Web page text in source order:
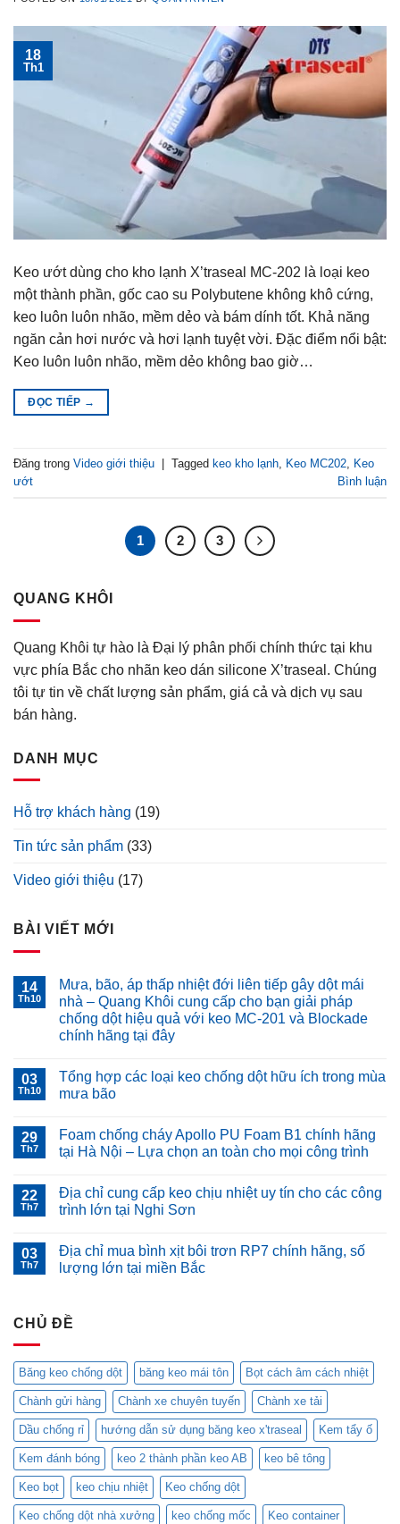
18
Th1
Keo ướt dùng cho kho lạnh X’traseal MC-202 là loại keo
một thành phần, gốc cao su Polybutene không khô cứng,
keo luôn luôn nhão, mềm dẻo và bám dính tốt. Khả năng
ngăn cản hơi nước và hơi lạnh tuyệt vời. Đặc điểm nổi bật:
Keo luôn luôn nhão, mềm dẻo không bao giờ…
ĐỌC TIẾP →
Đăng trong Video giới thiệu Tagged keo kho lạnh Keo MC202
Keo
ướt
Bình luận
1 2 3
QUANG KHÔI
Quang Khôi tự hào là Đại lý phân phối chính thức tại khu
vực phía Bắc cho nhãn keo dán silicone X’traseal. Chúng
tôi tự tin về chất lượng sản phẩm, giá cả và dịch vụ sau
bán hàng.
DANH MỤC
Hỗ trợ khách hàng (19)
Tin tức sản phẩm (33)
Video giới thiệu (17)
BÀI VIẾT MỚI
14
Th10
Mưa, bão, áp thấp nhiệt đới liên tiếp gây dột mái
nhà – Quang Khôi cung cấp cho bạn giải pháp
chống dột hiệu quả với keo MC-201 và Blockade
chính hãng tại đây
bình
luận
ở
áp
thấp
nhiệt
tiếp
gây
dột
–
Quang
Khôi
bạn
giải
hiệu
quả
với
keo
MC-
201
và
Blockade
chính
hãng
tại
đây
03
Th10
Tổng hợp các loại keo chống dột hữu ích trong mùa
mưa bão
bình
luận
ở
các
loại
keo
hữu
ích
trong
29
Th7
Foam chống cháy Apollo PU Foam B1 chính hãng
tại Hà Nội – Lựa chọn an toàn cho mọi công trình
bình
luận
ở
cháy
Apollo
PU
hãng
tại
Lựa
chọn
an
toàn
cho
mọi
công
trình
22
Th7
Địa chỉ cung cấp keo chịu nhiệt uy tín cho các công
trình lớn tại Nghi Sơn
bình
luận
ở
cấp
keo
tín
cho
các
công
trình
lớn
tại
Nghi
Sơn
03
Th7
Địa chỉ mua bình xịt bôi trơn RP7 chính hãng, số
lượng lớn tại miền Bắc
luận
ở
bình
xịt
bôi
trơn
RP7
chính
hãng,
số
lượng
lớn
tại
miền
Bắc
CHỦ ĐỀ
Băng keo chống dột băng keo mái tôn Bọt cách âm cách nhiệt
Chành gửi hàng Chành xe chuyên tuyến Chành xe tải
Dầu chống rỉ hướng dẫn sử dụng băng keo x'traseal Kem tẩy ố
Kem đánh bóng keo 2 thành phần keo AB keo bê tông
Keo bọt keo chịu nhiệt Keo chống dột
Keo chống dột nhà xưởng keo chống mốc Keo container